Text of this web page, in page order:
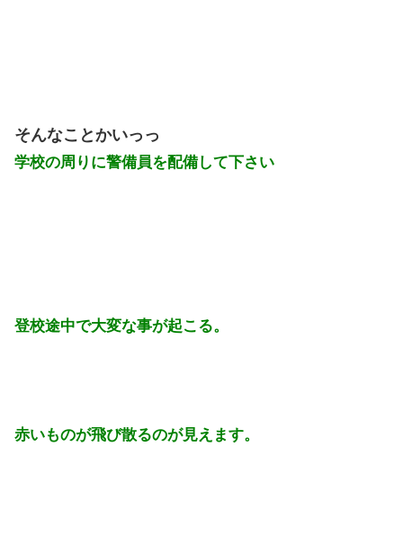
そんなことかいっっ
学校の周りに警備員を配備して下さい
登校途中で大変な事が起こる。
赤いものが飛び散るのが見えます。